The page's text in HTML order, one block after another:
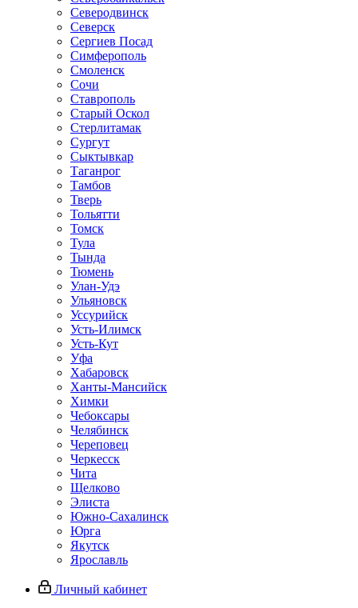
Северодвинск
Северск
Сергиев Посад
Симферополь
Смоленск
Сочи
Ставрополь
Старый Оскол
Стерлитамак
Сургут
Сыктывкар
Таганрог
Тамбов
Тверь
Тольятти
Томск
Тула
Тында
Тюмень
Улан-Удэ
Ульяновск
Уссурийск
Усть-Илимск
Усть-Кут
Уфа
Хабаровск
Ханты-Мансийск
Химки
Чебоксары
Челябинск
Череповец
Черкесск
Чита
Щелково
Элиста
Южно-Сахалинск
Юрга
Якутск
Ярославль
Личный кабинет